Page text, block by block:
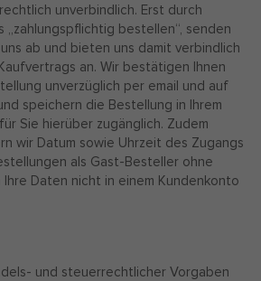
unverbindlich. Erst durch
„zahlungspflichtig bestellen“, senden
ab und bieten uns damit verbindlich
an. Wir bestätigen Ihnen
unverzüglich per email und auf
speichern die Bestellung in Ihrem
Sie hierüber zugänglich. Zudem
wir Datum sowie Uhrzeit des Zugangs
als Gast-Besteller ohne
Daten nicht in einem Kundenkonto
und steuerrechtlicher Vorgaben